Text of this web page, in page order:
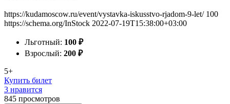
https://kudamoscow.ru/event/vystavka-iskusstvo-rjadom-9-let/ 100
https://schema.org/InStock 2022-07-19T15:38:00+03:00
Льготный: 100 ₽
Взрослый: 200 ₽
5+
Купить билет
3 нравится
845 просмотров